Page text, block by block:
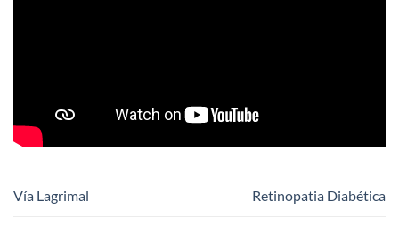
Vía Lagrimal Retinopatia Diabética